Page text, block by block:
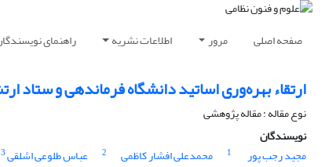
صفحه اصلی مرور اطلاعات نشریه راهنمای
ارتقاء بهره‌وری اساتید دانشگاه فرماندهی و
نوع مقاله : مقاله پژوهشی
نویسندگان
مجید رجب پور
1 محمدعلی افشار کاظمی 2 عباس طلوعی اشلقی3